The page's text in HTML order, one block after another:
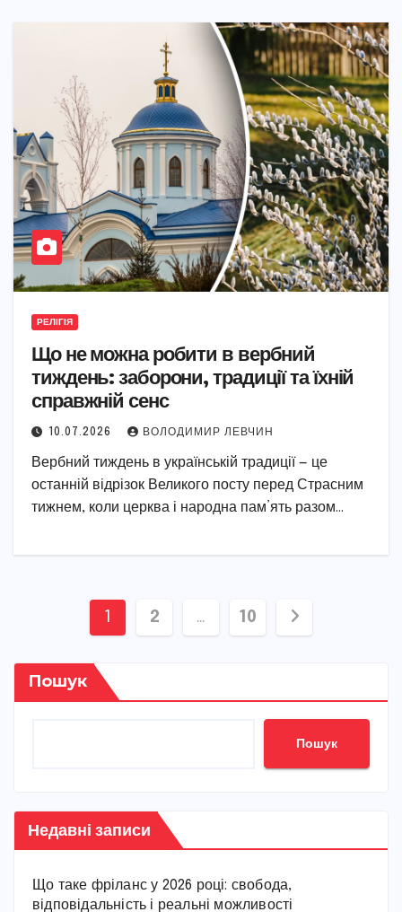
РЕЛІГІЯ
Що не можна робити в вербний
тиждень: заборони, традиції та їхній
справжній сенс
10.07.2026 ВОЛОДИМИР ЛЕВЧИН
Вербний тиждень в українській традиції — це
останній відрізок Великого посту перед Страсним
тижнем, коли церква і народна пам’ять разом…
Пагінація
записів
1 2 … 10
Пошук
Пошук
Недавні записи
Що таке фріланс у 2026 році: свобода,
відповідальність і реальні можливості